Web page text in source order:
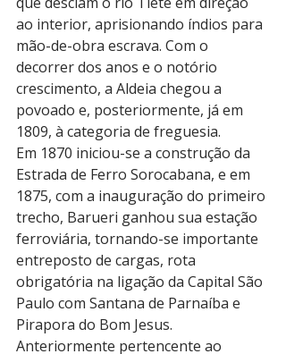
ao interior, aprisionando índios para
mão-de-obra escrava. Com o
decorrer dos anos e o notório
crescimento, a Aldeia chegou a
povoado e, posteriormente, já em
1809, à categoria de freguesia.
Em 1870 iniciou-se a construção da
Estrada de Ferro Sorocabana, e em
1875, com a inauguração do primeiro
trecho, Barueri ganhou sua estação
ferroviária, tornando-se importante
entreposto de cargas, rota
obrigatória na ligação da Capital São
Paulo com Santana de Parnaíba e
Pirapora do Bom Jesus.
Anteriormente pertencente ao